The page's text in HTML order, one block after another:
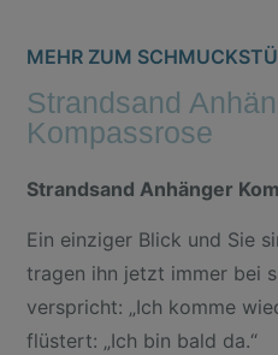
MEHR ZUM
Strandsand
Kompassrose
Strandsand Anhänger
Ein einziger Blick und Sie
tragen ihn jetzt immer bei
verspricht: „Ich komme
flüstert: „Ich bin bald da.“